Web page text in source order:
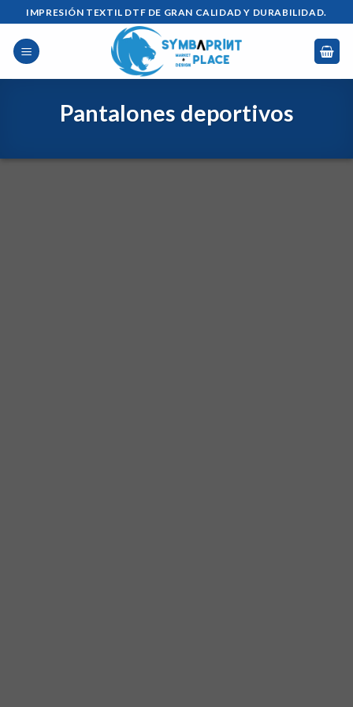
Saltar
al
contenido
IMPRESIÓN TEXTIL DTF DE GRAN CALIDAD Y DURABILIDAD.
Pantalones deportivos